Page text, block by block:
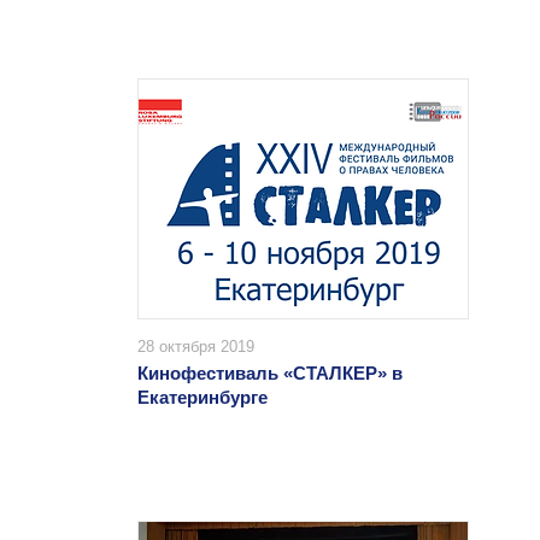
Кинофестиваль «СТАЛКЕР» в
Екатеринбурге
28 октября 2019